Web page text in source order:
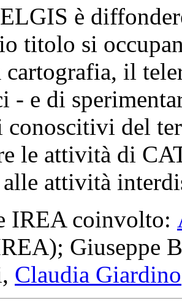
è
titolo si
cartografia, il
- e di
conoscitivi del
le attività di
attività
IREA coinvolto:
Giuseppe
Claudia Giardino